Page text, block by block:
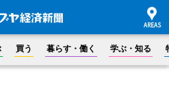
買う 暮らす・働く 学ぶ・知る